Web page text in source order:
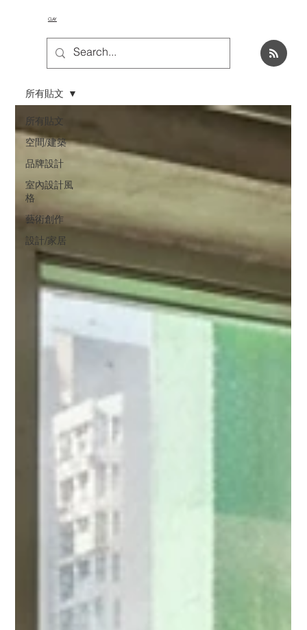
CLAY
所有貼文
空間/建築
品牌設計
室內設計風
格
藝術創作
設計/家居
所有貼文